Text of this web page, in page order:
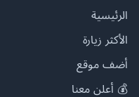
الرئيسية
الأكثر زيارة
أضف موقع
💰 أعلن معنا